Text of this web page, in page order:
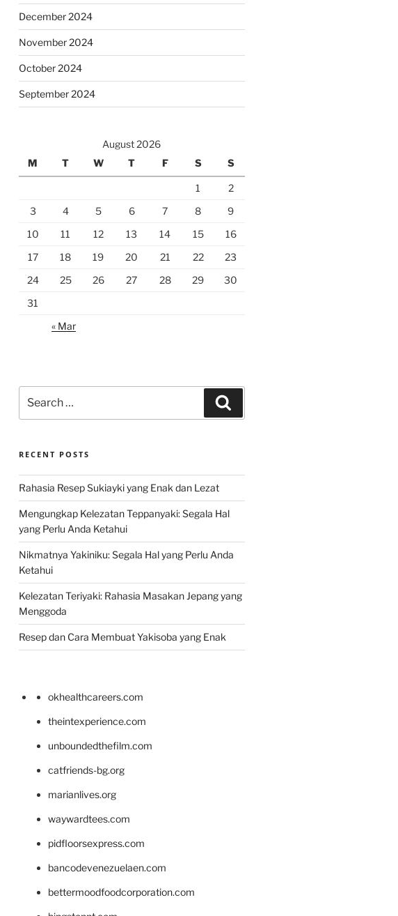
December 2024
November 2024
October 2024
September 2024
August 2026
M
T W T F S S
1
2
3
4 5 6 7 8
9
10
11 12 13 14 15
16
17
18 19 20 21 22
23
24
25 26 27 28 29
30
31
« Mar
for:
RECENT POSTS
Rahasia Resep Sukiayki yang Enak dan Lezat
Mengungkap Kelezatan Teppanyaki: Segala Hal
yang Perlu Anda Ketahui
Nikmatnya Yakiniku: Segala Hal yang Perlu Anda
Ketahui
Kelezatan Teriyaki: Rahasia Masakan Jepang yang
Menggoda
Resep dan Cara Membuat Yakisoba yang Enak
okhealthcareers.com
theintexperience.com
unboundedthefilm.com
catfriends-bg.org
marianlives.org
waywardtees.com
pidfloorsexpress.com
bancodevenezuelaen.com
bettermoodfoodcorporation.com